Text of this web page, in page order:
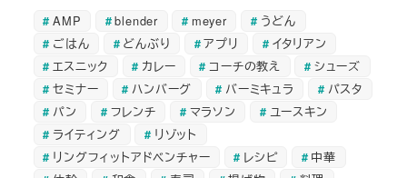
AMP blender meyer
うどん
ごはん
どんぶり アプリ
イタリアン
エスニック
カレー コーチの教え
シューズ
セミナー
ハンバーグ バーミキュラ
パスタ
パン
フレンチ マラソン
ユースキン
ライティング
リゾット
リングフィットアドベンチャー
レシピ
中華